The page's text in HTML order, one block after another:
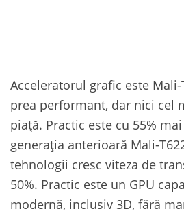
Acceleratorul grafic este
prea performant, dar nici cel
piață. Practic este cu 55%
generația anterioară Mali-
tehnologii cresc viteza de
50%. Practic este un GPU
modernă, inclusiv 3D, fără